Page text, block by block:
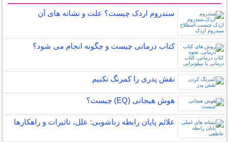
سندروم اردک چیست؟ علت و نشانه های آن
کتاب درمانی چیست و چگونه انجام می شود؟
نقش پدری را کمرنگ نکنیم
هوش هیجانی (EQ) چیست؟
علائم پایان رابطه زناشویی: علل، تاثیرات و راهکارها